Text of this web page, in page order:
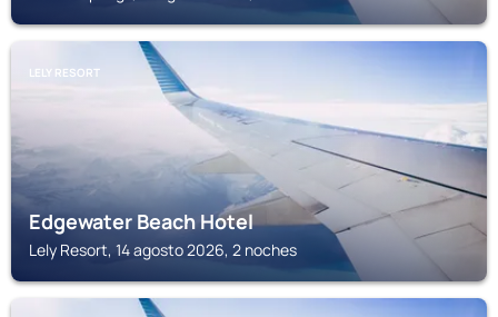
LELY RESORT
Edgewater Beach Hotel
Lely Resort, 14 agosto 2026, 2 noches